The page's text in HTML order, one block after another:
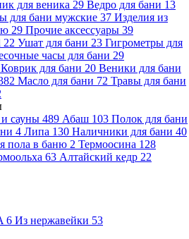
для веника 29 Ведро для бани 13
для бани мужские 37 Изделия из
29 Прочие аксессуары 39
22 Ушат для бани 23 Гигрометры для
часы для бани 29
Коврик для бани 20 Веники для бани
Масло для бани 72 Травы для бани
сауны 489 Абаш 103 Полок для бани
4 Липа 130 Наличники для бани 40
пола в баню 2 Термоосина 128
63 Алтайский кедр 22
6 Из нержавейки 53